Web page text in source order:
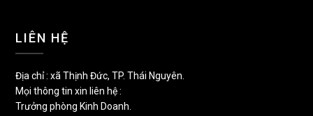
LIÊN HỆ
Địa chỉ : xã Thịnh Đức, TP. Thái Nguyên.
Mọi thông tin xin liên hệ :
Trưởng phòng Kinh Doanh.